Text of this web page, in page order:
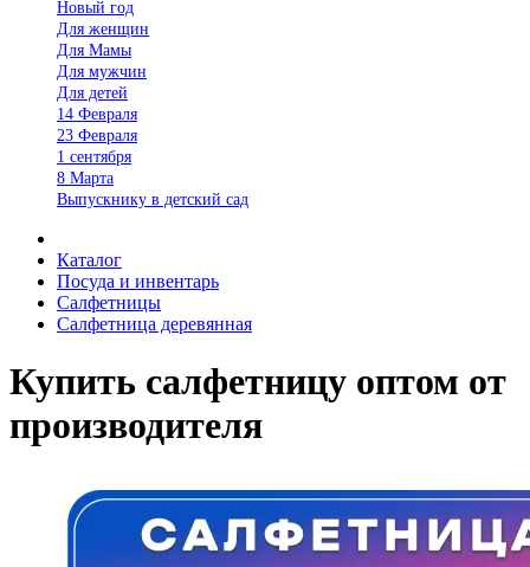
Новый год
Для женщин
Для Мамы
Для мужчин
Для детей
14 Февраля
23 Февраля
1 сентября
8 Марта
Выпускнику в детский сад
Каталог
Посуда и инвентарь
Салфетницы
Салфетница деревянная
Купить салфетницу оптом от
производителя